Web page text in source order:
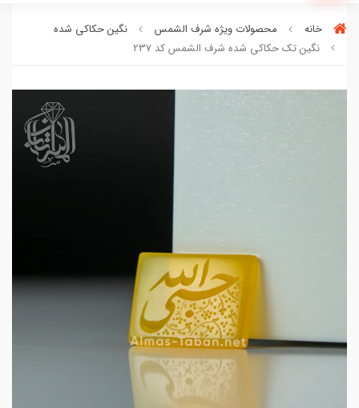
خانه محصولات ویژه شرف الشمس
نگین حکاکی شده
نگین تک حکاکی شده شرف الشمس کد 237